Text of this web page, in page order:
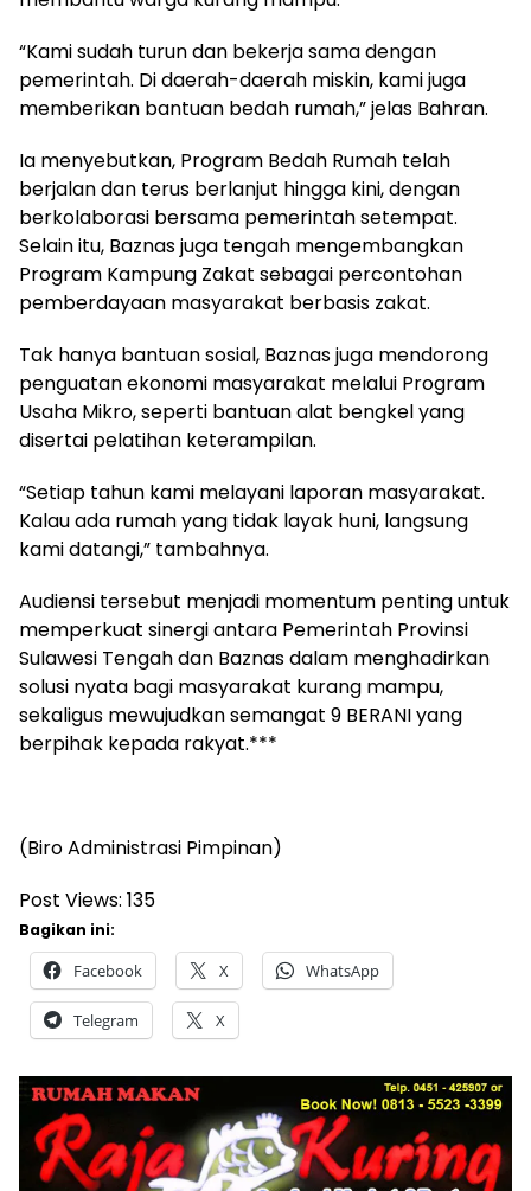
“Kami sudah turun dan bekerja sama dengan
pemerintah. Di daerah-daerah miskin, kami juga
memberikan bantuan bedah rumah,” jelas Bahran.
Ia menyebutkan, Program Bedah Rumah telah
berjalan dan terus berlanjut hingga kini, dengan
berkolaborasi bersama pemerintah setempat.
Selain itu, Baznas juga tengah mengembangkan
Program Kampung Zakat sebagai percontohan
pemberdayaan masyarakat berbasis zakat.
Tak hanya bantuan sosial, Baznas juga mendorong
penguatan ekonomi masyarakat melalui Program
Usaha Mikro, seperti bantuan alat bengkel yang
disertai pelatihan keterampilan.
“Setiap tahun kami melayani laporan masyarakat.
Kalau ada rumah yang tidak layak huni, langsung
kami datangi,” tambahnya.
Audiensi tersebut menjadi momentum penting untuk
memperkuat sinergi antara Pemerintah Provinsi
Sulawesi Tengah dan Baznas dalam menghadirkan
solusi nyata bagi masyarakat kurang mampu,
sekaligus mewujudkan semangat 9 BERANI yang
berpihak kepada rakyat.***
(Biro Administrasi Pimpinan)
Post Views: 135
Bagikan ini:
Facebook X WhatsApp
Telegram X